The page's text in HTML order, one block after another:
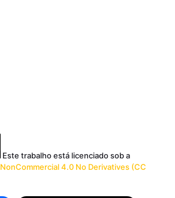
Este trabalho está licenciado sob a
NonCommercial 4.0 No Derivatives (CC